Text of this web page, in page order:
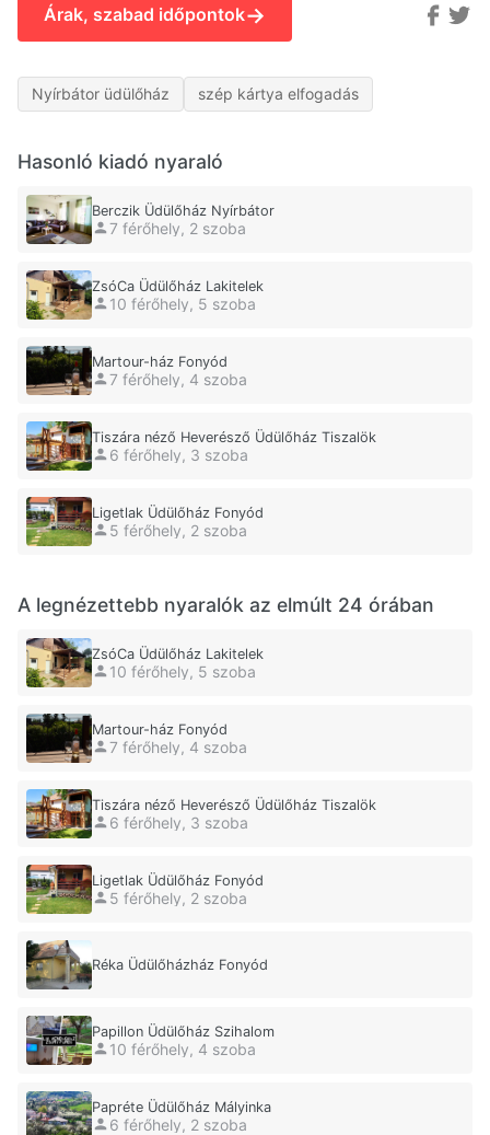
Árak, szabad időpontok→
Nyírbátor üdülőház szép kártya elfogadás
Hasonló kiadó nyaraló
Berczik Üdülőház Nyírbátor
7 férőhely, 2 szoba
ZsóCa Üdülőház Lakitelek
10 férőhely, 5 szoba
Martour-ház Fonyód
7 férőhely, 4 szoba
Tiszára néző Heverésző Üdülőház Tiszalök
6 férőhely, 3 szoba
Ligetlak Üdülőház Fonyód
5 férőhely, 2 szoba
A legnézettebb nyaralók az elmúlt 24 órában
ZsóCa Üdülőház Lakitelek
10 férőhely, 5 szoba
Martour-ház Fonyód
7 férőhely, 4 szoba
Tiszára néző Heverésző Üdülőház Tiszalök
6 férőhely, 3 szoba
Ligetlak Üdülőház Fonyód
5 férőhely, 2 szoba
Réka Üdülőházház Fonyód
Papillon Üdülőház Szihalom
10 férőhely, 4 szoba
Papréte Üdülőház Mályinka
6 férőhely, 2 szoba